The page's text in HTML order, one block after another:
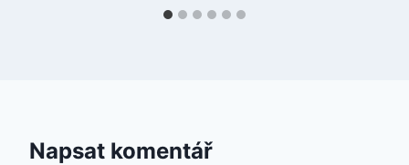
Napsat komentář